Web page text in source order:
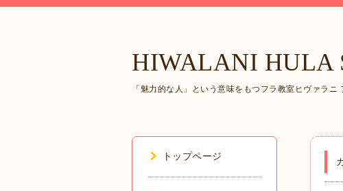
HIWALANI HULA
「魅力的な人」という意味をもつフラ教室ヒヴァラニ
トップページ